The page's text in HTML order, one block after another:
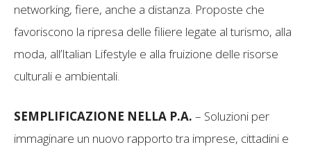
networking, fiere, anche a distanza. Proposte che
favoriscono la ripresa delle filiere legate al turismo, alla
moda, all’Italian Lifestyle e alla fruizione delle risorse
culturali e ambientali.
SEMPLIFICAZIONE NELLA P.A. – Soluzioni per
immaginare un nuovo rapporto tra imprese, cittadini e